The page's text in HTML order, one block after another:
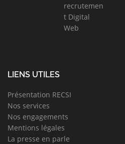
recrutemen
t Digital
Web
LIENS UTILES
Présentation RECSI
Nos services
Nos engagements
Mentions légales
La presse en parle